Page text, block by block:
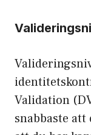
Validation
snabbaste